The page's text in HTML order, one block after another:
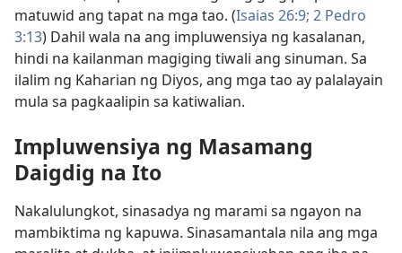
matuwid ang tapat na mga tao. (Isaias 26:9; 2 Pedro
3:13) Dahil wala na ang impluwensiya ng kasalanan,
hindi na kailanman magiging tiwali ang sinuman. Sa
ilalim ng Kaharian ng Diyos, ang mga tao ay palalayain
mula sa pagkaalipin sa katiwalian.
Impluwensiya ng Masamang
Daigdig na Ito
Nakalulungkot, sinasadya ng marami sa ngayon na
mambiktima ng kapuwa. Sinasamantala nila ang mga